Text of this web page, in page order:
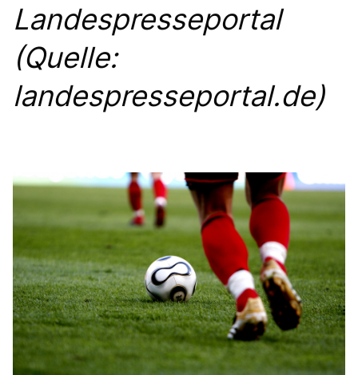
PRESSEFOTOS
MEIN BÜRGERBÜRO
ZIELE
CDU Deutschland
CDU Fraktion im Brandenburger Landtag
CDU Brandenburg
CDU Potsdam
Landespresseportal
(Quelle:
landespresseportal.de)